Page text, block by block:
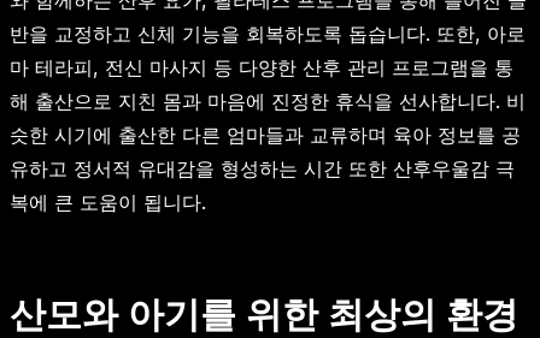
반을 교정하고 신체 기능을 회복하도록 돕습니다. 또한, 아로
마 테라피, 전신 마사지 등 다양한 산후 관리 프로그램을 통
해 출산으로 지친 몸과 마음에 진정한 휴식을 선사합니다. 비
슷한 시기에 출산한 다른 엄마들과 교류하며 육아 정보를 공
유하고 정서적 유대감을 형성하는 시간 또한 산후우울감 극
복에 큰 도움이 됩니다.
산모와 아기를 위한 최상의 환경